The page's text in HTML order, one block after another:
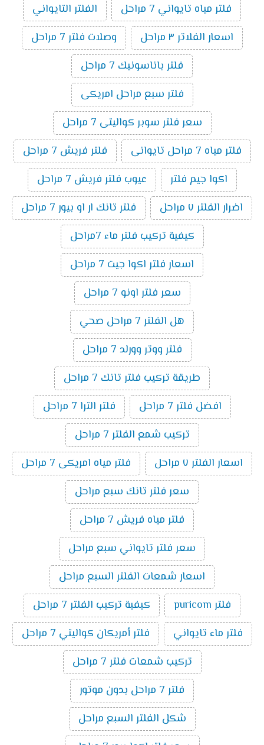
فلتر مياه تايواني 7 مراحل
الفلتر التايواني
اسعار الفلاتر ٣ مراحل
وصلات فلتر 7 مراحل
فلتر باناسونيك 7 مراحل
فلتر سبع مراحل امريكى
سعر فلتر سوبر كواليتى 7 مراحل
فلتر مياه 7 مراحل تايوانى
فلتر فريش 7 مراحل
اكوا جيم فلتر
عيوب فلتر فريش 7 مراحل
اضرار الفلتر ٧ مراحل
فلتر تانك ار او بيور 7 مراحل
كيفية تركيب فلتر ماء 7مراحل
اسعار فلتر اكوا جيت 7 مراحل
سعر فلتر اونو 7 مراحل
هل الفلتر 7 مراحل صحي
فلتر ووتر وورلد 7 مراحل
طريقة تركيب فلتر تانك 7 مراحل
افضل فلتر 7 مراحل
فلتر الترا 7 مراحل
تركيب شمع الفلتر 7 مراحل
اسعار الفلتر ٧ مراحل
فلتر مياه امريكى 7 مراحل
سعر فلتر تانك سبع مراحل
فلتر مياه فريش 7 مراحل
سعر فلتر تايواني سبع مراحل
اسعار شمعات الفلتر السبع مراحل
فلتر puricom
كيفية تركيب الفلتر 7 مراحل
فلتر ماء تايواني
فلتر أمريكان كواليتي 7 مراحل
تركيب شمعات فلتر 7 مراحل
فلتر 7 مراحل بدون موتور
شكل الفلتر السبع مراحل